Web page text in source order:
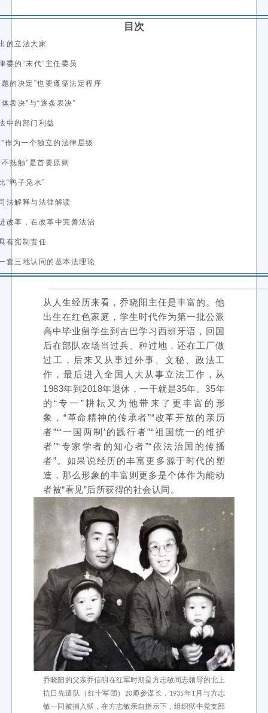
目次
的立法大家
委的“末代”主任委员
的决定”也要遵循法定程序
表决”与“逐条表决”
中的部门利益
作为一个独立的法律层级
抵触”是首要原则
“鸭子凫水”
法解释与法律解读
改革，在改革中完善法治
有宪制责任
套三地认同的基本法理论
从人生经历来看，乔晓阳主任是丰富的。他
出生在红色家庭，学生时代作为第一批公派
高中毕业留学生到古巴学习西班牙语，回国
后在部队农场当过兵、种过地，还在工厂做
过工，后来又从事过外事、文秘、政法工
作，最后进入全国人大从事立法工作，从
1983年到2018年退休，一干就是35年。35年
的“专一”耕耘又为他带来了更丰富的形
象，“革命精神的传承者”“改革开放的亲历
者”“‘一国两制’的践行者”“祖国统一的维护
者”“专家学者的知心者”“依法治国的传播
者”。如果说经历的丰富更多源于时代的塑
造，那么形象的丰富则更多是个体作为能动
者被“看见”后所获得的社会认同。
乔晓阳的父亲乔信明在红军时期是方志敏同志领导的北上
抗日先遣队（红十军团）20师参谋长，1935年1月与方志
敏一同被捕入狱，在方志敏亲自指示下，组织狱中党支部